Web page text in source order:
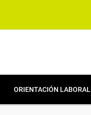
ORIENTACIÓN LABORAL